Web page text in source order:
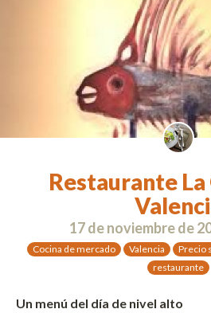
Restaurante
17 de noviembre de
Cocina de mercado Valencia Precio
restaurante
Un menú del día de nivel alto